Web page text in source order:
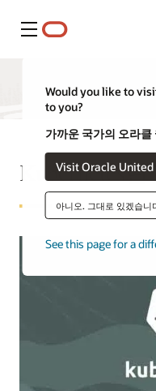
메뉴
Would you like to
to you?
가까운 국가의 오라
Visit Oracle United
아니오. 그대로 있겠습니
See this page for a
Kubernetes란